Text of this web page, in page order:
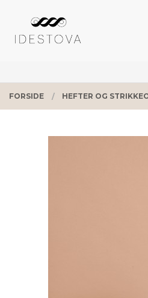
innholdet
PRODUKTER
FORSIDE HEFTER OG